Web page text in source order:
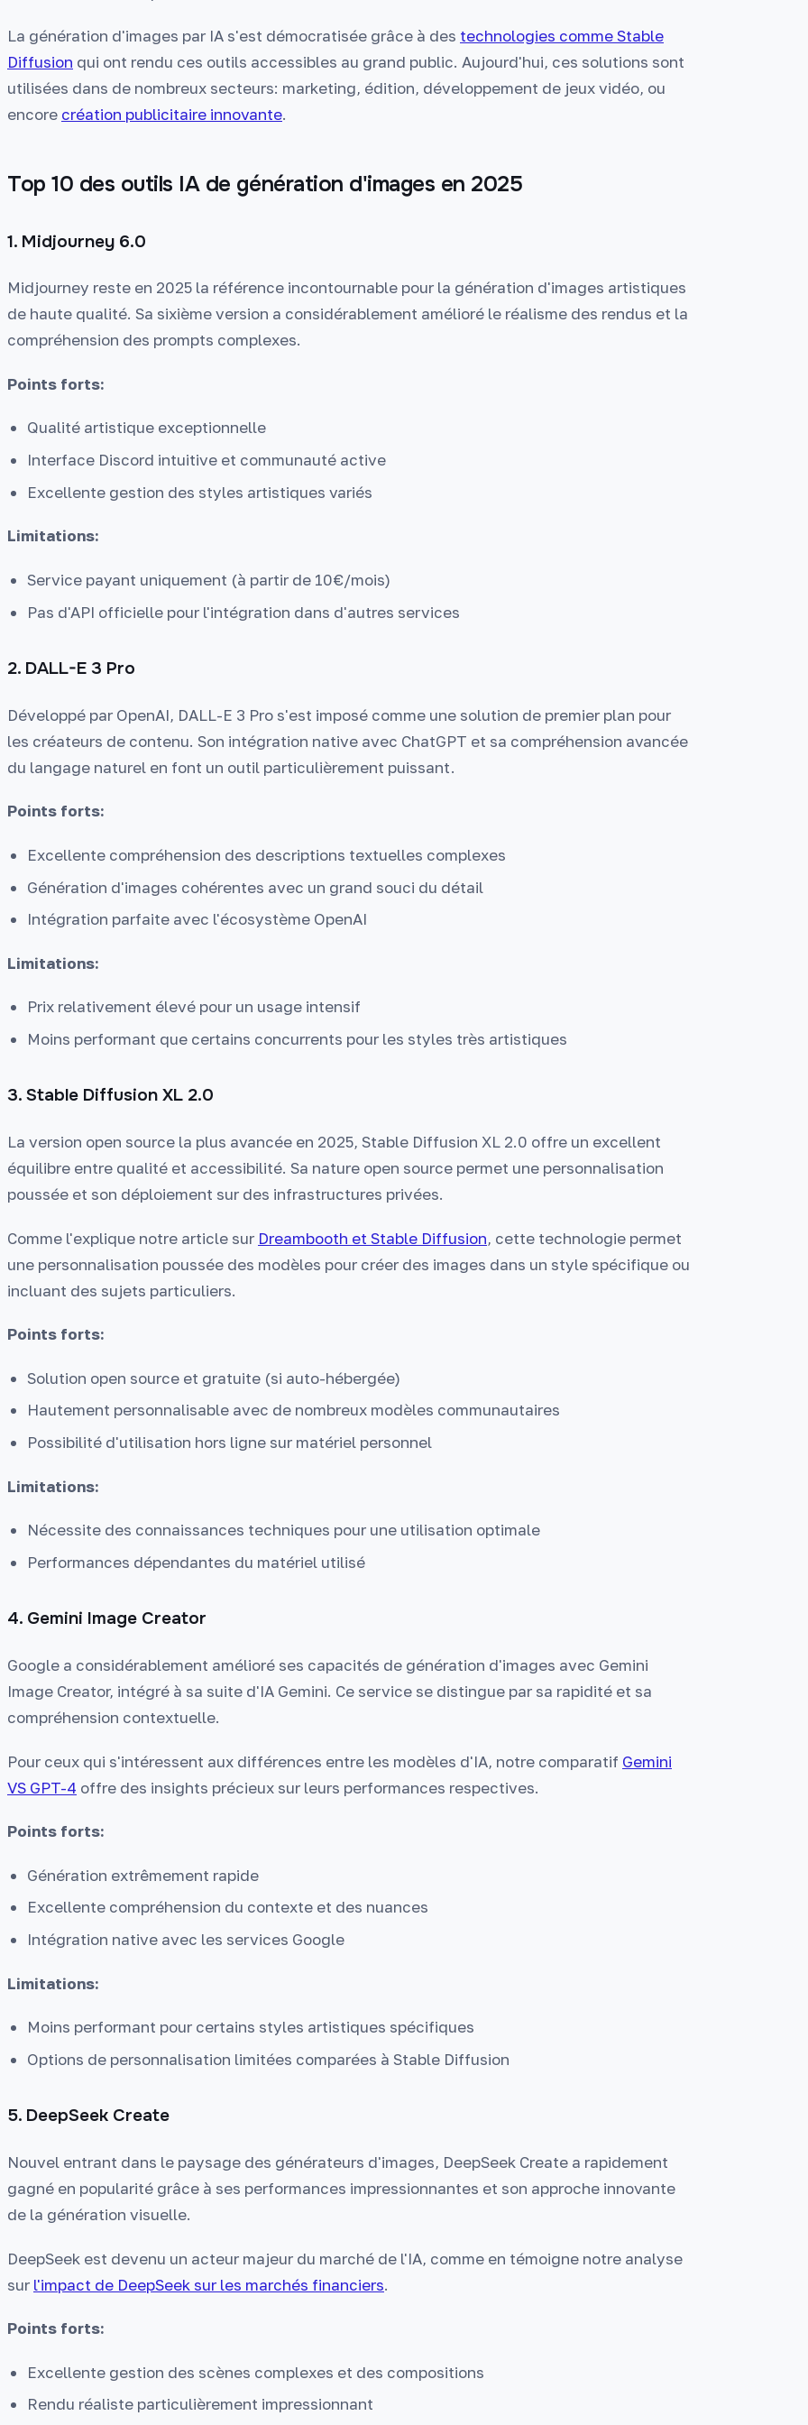
La génération d'images par IA s'est démocratisée grâce à des technologies comme Stable
Diffusion qui ont rendu ces outils accessibles au grand public. Aujourd'hui, ces solutions sont
utilisées dans de nombreux secteurs: marketing, édition, développement de jeux vidéo, ou
encore création publicitaire innovante.
Top 10 des outils IA de génération d'images en 2025
1. Midjourney 6.0
Midjourney reste en 2025 la référence incontournable pour la génération d'images artistiques
de haute qualité. Sa sixième version a considérablement amélioré le réalisme des rendus et la
compréhension des prompts complexes.
Points forts:
Qualité artistique exceptionnelle
Interface Discord intuitive et communauté active
Excellente gestion des styles artistiques variés
Limitations:
Service payant uniquement (à partir de 10€/mois)
Pas d'API officielle pour l'intégration dans d'autres services
2. DALL-E 3 Pro
Développé par OpenAI, DALL-E 3 Pro s'est imposé comme une solution de premier plan pour
les créateurs de contenu. Son intégration native avec ChatGPT et sa compréhension avancée
du langage naturel en font un outil particulièrement puissant.
Points forts:
Excellente compréhension des descriptions textuelles complexes
Génération d'images cohérentes avec un grand souci du détail
Intégration parfaite avec l'écosystème OpenAI
Limitations:
Prix relativement élevé pour un usage intensif
Moins performant que certains concurrents pour les styles très artistiques
3. Stable Diffusion XL 2.0
La version open source la plus avancée en 2025, Stable Diffusion XL 2.0 offre un excellent
équilibre entre qualité et accessibilité. Sa nature open source permet une personnalisation
poussée et son déploiement sur des infrastructures privées.
Comme l'explique notre article sur Dreambooth et Stable Diffusion, cette technologie permet
une personnalisation poussée des modèles pour créer des images dans un style spécifique ou
incluant des sujets particuliers.
Points forts:
Solution open source et gratuite (si auto-hébergée)
Hautement personnalisable avec de nombreux modèles communautaires
Possibilité d'utilisation hors ligne sur matériel personnel
Limitations:
Nécessite des connaissances techniques pour une utilisation optimale
Performances dépendantes du matériel utilisé
4. Gemini Image Creator
Google a considérablement amélioré ses capacités de génération d'images avec Gemini
Image Creator, intégré à sa suite d'IA Gemini. Ce service se distingue par sa rapidité et sa
compréhension contextuelle.
Pour ceux qui s'intéressent aux différences entre les modèles d'IA, notre comparatif Gemini
VS GPT-4 offre des insights précieux sur leurs performances respectives.
Points forts:
Génération extrêmement rapide
Excellente compréhension du contexte et des nuances
Intégration native avec les services Google
Limitations:
Moins performant pour certains styles artistiques spécifiques
Options de personnalisation limitées comparées à Stable Diffusion
5. DeepSeek Create
Nouvel entrant dans le paysage des générateurs d'images, DeepSeek Create a rapidement
gagné en popularité grâce à ses performances impressionnantes et son approche innovante
de la génération visuelle.
DeepSeek est devenu un acteur majeur du marché de l'IA, comme en témoigne notre analyse
sur l'impact de DeepSeek sur les marchés financiers.
Points forts:
Excellente gestion des scènes complexes et des compositions
Rendu réaliste particulièrement impressionnant